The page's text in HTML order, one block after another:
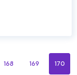
168 169 170